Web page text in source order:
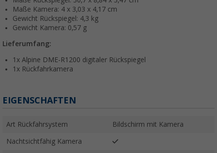
Maße Kamera: 4 x 3,03 x 4,17 cm
Gewicht Rückspiegel: 4,3 kg
Gewicht Kamera: 0,57 g
Lieferumfang:
1x Alpine DME-R1200 digitaler Rückspiegel
1x Rückfahrkamera
EIGENSCHAFTEN
Art Rückfahrsystem Bildschirm mit Kamera
Nachtsichtfähig Kamera